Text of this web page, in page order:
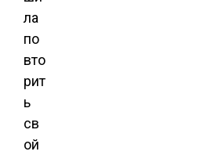
ла
по
вто
рит
ь
св
ой